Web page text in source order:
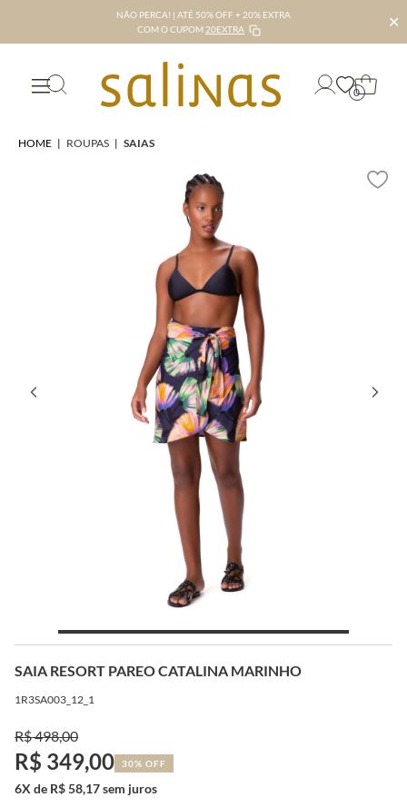
NÃO PERCA! | ATÉ 50% OFF + 20% EXTRA
COM O CUPOM 20EXTRA ✕
0
HOME | ROUPAS | SAIAS
SAIA RESORT PAREO CATALINA MARINHO
1R3SA003_12_1
R$ 498,00
R$ 349,00 30% OFF
6X de R$ 58,17 sem juros